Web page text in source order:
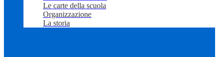
Le carte della scuola
Organizzazione
La storia